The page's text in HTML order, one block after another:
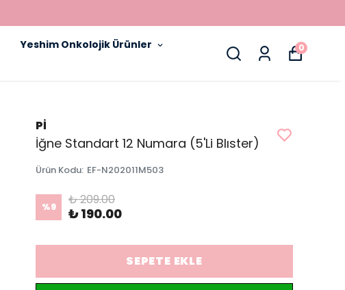
Yeshim Onkolojik Ürünler
0
Pİ
İğne Standart 12 Numara (5'Li Blıster)
Ürün Kodu: EF-N202011M503
%9 ₺ 209.00
₺ 190.00
SEPETE EKLE